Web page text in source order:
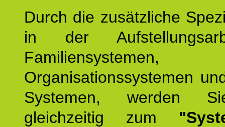
Durch die zusätzliche
in der
Familiensystemen,
Organisationssystemen
Systemen, werden
gleichzeitig zum